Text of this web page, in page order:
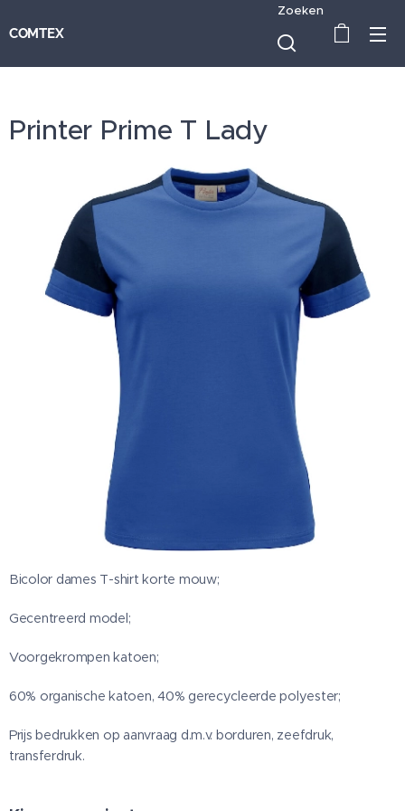
COMTEX
Zoeken
Printer Prime T Lady
Bicolor dames T-shirt korte mouw;
Gecentreerd model;
Voorgekrompen katoen;
60% organische katoen, 40% gerecycleerde polyester;
Prijs bedrukken op aanvraag d.m.v. borduren, zeefdruk,
transferdruk.